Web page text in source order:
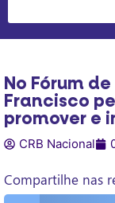
No Fórum
Francisco
promover e
CRB Nacional
Compartilhe nas